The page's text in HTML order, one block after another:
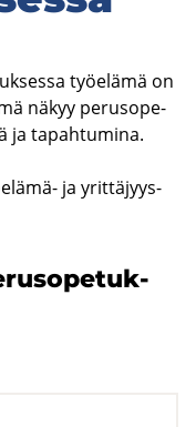
työ­elä­mä on
näkyy pe­rus­o­pe­
ja ta­pah­tu­mi­na.
ja yrit­tä­jyys­